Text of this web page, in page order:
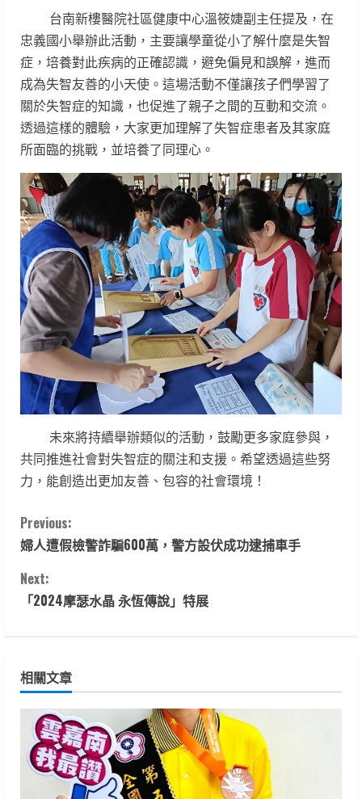
台南新樓醫院社區健康中心溫筱婕副主任提及，在
忠義國小舉辦此活動，主要讓學童從小了解什麼是失智
症，培養對此疾病的正確認識，避免偏見和誤解，進而
成為失智友善的小天使。這場活動不僅讓孩子們學習了
關於失智症的知識，也促進了親子之間的互動和交流。
透過這樣的體驗，大家更加理解了失智症患者及其家庭
所面臨的挑戰，並培養了同理心。
未來將持續舉辦類似的活動，鼓勵更多家庭參與，
共同推進社會對失智症的關注和支援。希望透過這些努
力，能創造出更加友善、包容的社會環境！
C
o
n
i
n
e
Previous:
婦人遭假檢警詐騙600萬，警方設伏成功逮捕車手
Next:
「2024摩瑟水晶 永恆傳說」特展
相關文章